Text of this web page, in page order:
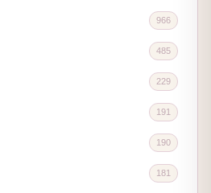
966
485
229
191
190
181